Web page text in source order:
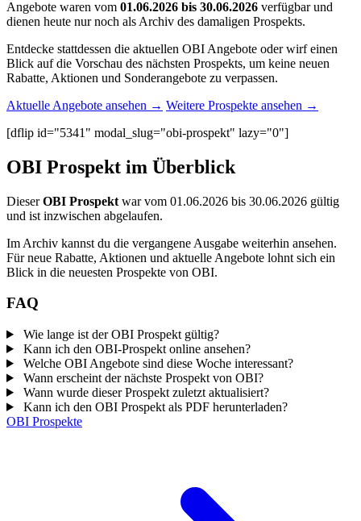
Angebote waren vom 01.06.2026 bis 30.06.2026 verfügbar und
dienen heute nur noch als Archiv des damaligen Prospekts.
Entdecke stattdessen die aktuellen OBI Angebote oder wirf einen
Blick auf die Vorschau des nächsten Prospekts, um keine neuen
Rabatte, Aktionen und Sonderangebote zu verpassen.
Aktuelle Angebote ansehen → Weitere Prospekte ansehen →
[dflip id="5341" modal_slug="obi-prospekt" lazy="0"]
OBI Prospekt im Überblick
DieserOBI Prospekt war vom 01.06.2026 bis 30.06.2026 gültig
und ist inzwischen abgelaufen.
Im Archiv kannst du die vergangene Ausgabe weiterhin ansehen.
Für neue Rabatte, Aktionen und aktuelle Angebote lohnt sich ein
Blick in die neuesten Prospekte von OBI.
FAQ
Wie lange ist der OBI Prospekt gültig?
Kann ich den OBI-Prospekt online ansehen?
Welche OBI Angebote sind diese Woche interessant?
Wann erscheint der nächste Prospekt von OBI?
Wann wurde dieser Prospekt zuletzt aktualisiert?
Kann ich den OBI Prospekt als PDF herunterladen?
OBI Prospekte